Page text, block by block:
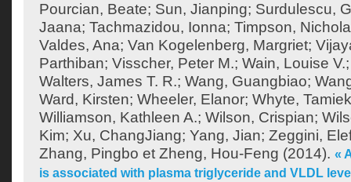
Pourcian, Beate; Sun, Jianping; Surdulescu,
Jaana; Tachmazidou, Ionna; Timpson,
Valdes, Ana; Van Kogelenberg, Margriet;
Parthiban; Visscher, Peter M.; Wain, Louise V.
Walters, James T. R.; Wang, Guangbiao;
Ward, Kirsten; Wheeler, Elanor; Whyte,
Williamson, Kathleen A.; Wilson, Crispian;
Kim; Xu, ChangJiang; Yang, Jian; Zeggini,
Zhang, Pingbo et Zheng, Hou-Feng (2014). «
is associated with plasma triglyceride and VLDL